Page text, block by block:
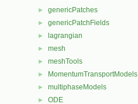
► genericPatches
► genericPatchFields
► lagrangian
► mesh
► meshTools
► MomentumTransportModels
► multiphaseModels
► ODE